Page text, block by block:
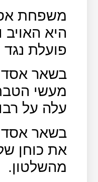
משפחת
היא
פועלת
בשאר אסד
מעשי
עלה על
בשאר אסד
את כוחן
מהשלטון.